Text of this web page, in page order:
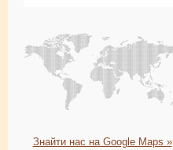
Знайти нас на Google Maps »